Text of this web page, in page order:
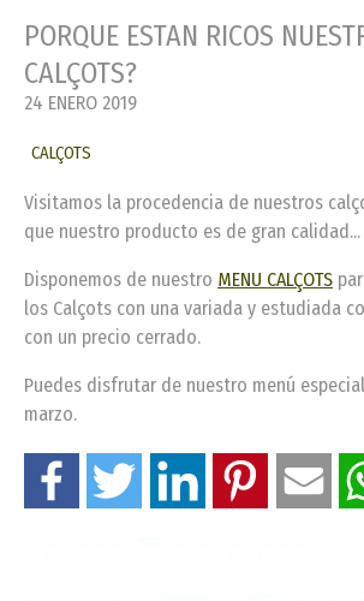
PORQUE ESTAN RICOS
CALÇOTS?
24 ENERO 2019
CALÇOTS
Visitamos la procedencia de nuestros
que nuestro producto es de gran calidad...
Disponemos de nuestro MENU CALÇOTS
los Calçots con una variada y estudiada
con un precio cerrado.
Puedes disfrutar de nuestro menú
marzo.